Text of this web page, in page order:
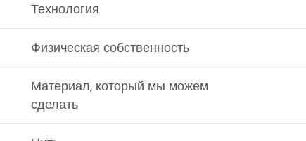
Технология
Физическая собственность
Материал, который мы можем
сделать